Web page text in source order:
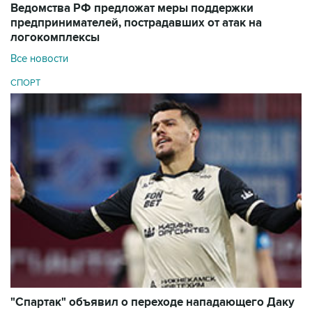
Ведомства РФ предложат меры поддержки
предпринимателей, пострадавших от атак на
логокомплексы
Все новости
СПОРТ
"Спартак" объявил о переходе нападающего Даку